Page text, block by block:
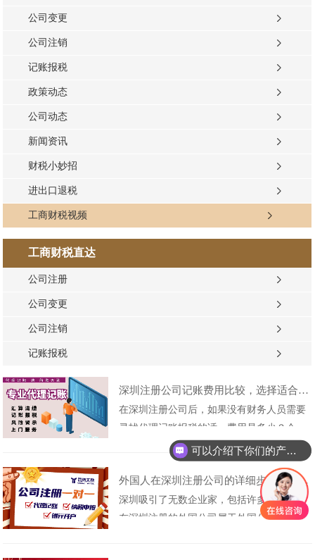
公司变更
公司注销
记账报税
政策动态
公司动态
新闻资讯
财税小妙招
进出口退税
工商财税视频
工商财税直达
公司注册
公司变更
公司注销
记账报税
深圳注册公司记账费用比较，选择适合自己的代理记账报税服务
在深圳注册公司后，如果没有财务人员需要
寻找代理记账报税的话，费用是多少？今
天，我们将为大家归类并介绍一下。一、小
规模纳税人代理记账报税1.无经营活动的企
业年度申报费用为1200元。2.年开票量不超
过200万的少量业务每年收费2400元。3.每年
的业务量比较大，约为200-500万......
外国人在深圳注册公司的详细步骤，助您轻松创业
深圳吸引了无数企业家，包括许多外国人。
在深圳注册的外国公司属于外国公司。处理
可以介绍下你们的产品么
你们是怎么收费的呢